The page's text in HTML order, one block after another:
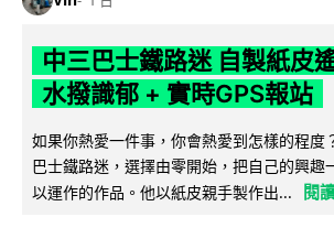
中三巴士鐵路迷 自製紙皮
水撥識郁 + 實時GPS報站
如果你熱愛一件事，你會熱愛到怎樣的程度
巴士鐵路迷，選擇由零開始，把自己的興趣
以運作的作品。他以紙皮親手製作出...
閱